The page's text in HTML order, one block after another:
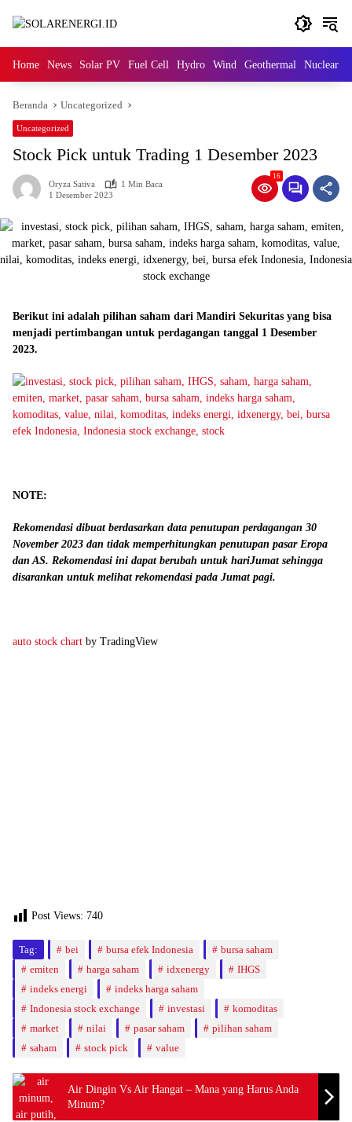
Home News Solar PV Fuel Cell Hydro Wind Geothermal Nuclear
Beranda Uncategorized
Uncategorized
Stock Pick untuk Trading 1 Desember 2023
Oryza Sativa
1 Min Baca
1 Desember 2023
16
Berikut ini adalah pilihan saham dari Mandiri Sekuritas yang bisa
menjadi pertimbangan untuk perdagangan tanggal 1 Desember
2023.
NOTE:
Rekomendasi dibuat berdasarkan data penutupan perdagangan 30
November 2023 dan tidak memperhitungkan penutupan pasar Eropa
dan AS. Rekomendasi ini dapat berubah untuk hariJumat sehingga
disarankan untuk melihat rekomendasi pada Jumat pagi.
auto stock chart by TradingView
Post Views: 740
Tag: bei bursa efek Indonesia
bursa saham
emiten
harga saham idxenergy
IHGS
indeks energi
indeks harga saham
Indonesia stock exchange
investasi
komoditas
market
nilai pasar saham
pilihan saham
saham
stock pick value
Air Dingin Vs Air Hangat – Mana yang Harus Anda
Minum?